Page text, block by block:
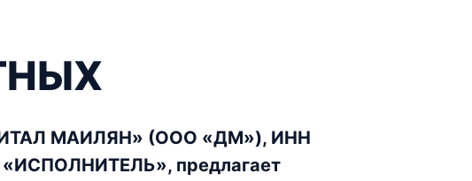
МАИЛЯН» (ООО «ДМ»), ИНН
предлагает